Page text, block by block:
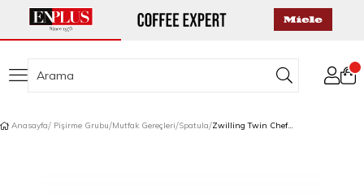
Anasayfa Pişirme Grubu Mutfak Gereçleri Spatula Zwilling Twin Chef Spatula 21 cm